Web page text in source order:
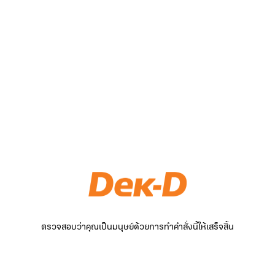
ตรวจสอบว่าคุณเป็นมนุษย์ด้วยการทำคำสั่งนี้ให้เสร็จสิ้น